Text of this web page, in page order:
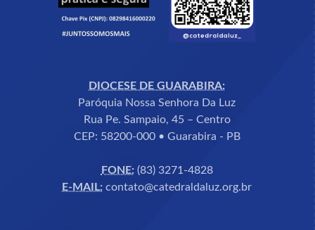
DIOCESE DE GUARABIRA:
Paróquia Nossa Senhora Da Luz
Rua Pe. Sampaio, 45 – Centro
CEP: 58200-000 • Guarabira - PB
FONE:(83) 3271-4828
E-MAIL: contato@catedraldaluz.org.br